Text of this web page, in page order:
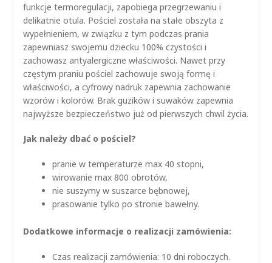
funkcje termoregulacji, zapobiega przegrzewaniu i
delikatnie otula. Pościel została na stałe obszyta z
wypełnieniem, w związku z tym podczas prania
zapewniasz swojemu dziecku 100% czystości i
zachowasz antyalergiczne właściwości. Nawet przy
częstym praniu pościel zachowuje swoją formę i
właściwości, a cyfrowy nadruk zapewnia zachowanie
wzorów i kolorów. Brak guzików i suwaków zapewnia
najwyższe bezpieczeństwo już od pierwszych chwil życia.
Jak należy dbać o pościel?
pranie w temperaturze max 40 stopni,
wirowanie max 800 obrotów,
nie suszymy w suszarce bębnowej,
prasowanie tylko po stronie bawełny.
Dodatkowe informacje o realizacji zamówienia:
Czas realizacji zamówienia: 10 dni roboczych.